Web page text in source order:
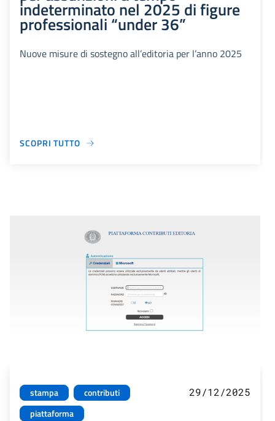
indeterminato nel 2025 di figure
professionali “under 36”
Nuove misure di sostegno all’editoria per l’anno 2025
SCOPRI TUTTO
stampa
contributi
piattaforma
29/12/2025